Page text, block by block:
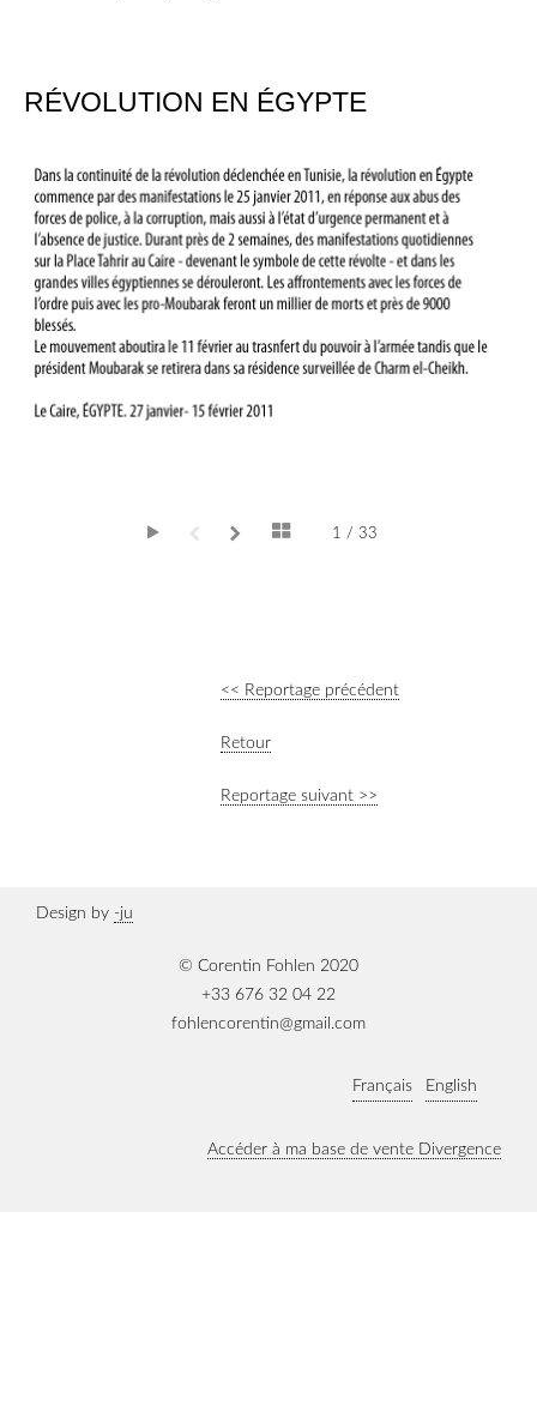
RÉVOLUTION EN ÉGYPTE
1 / 33
<< Reportage précédent
Retour
Reportage suivant >>
Design by -ju
© Corentin Fohlen 2020
+33 676 32 04 22
fohlencorentin@gmail.com
Français English
Accéder à ma base de vente Divergence